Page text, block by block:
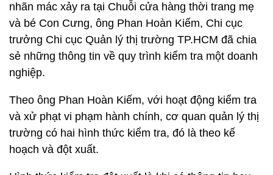
nhãn mác xảy ra tại Chuỗi cửa hàng thời trang mẹ
và bé Con Cưng, ông Phan Hoàn Kiếm, Chi cục
trưởng Chi cục Quản lý thị trường TP.HCM đã chia
sẻ những thông tin về quy trình kiểm tra một doanh
nghiệp.
Theo ông Phan Hoàn Kiếm, với hoạt động kiểm tra
và xử phạt vi phạm hành chính, cơ quan quản lý thị
trường có hai hình thức kiểm tra, đó là theo kế
hoạch và đột xuất.